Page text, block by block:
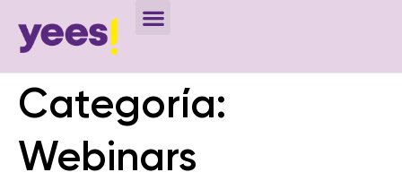
Categoría:
Webinars